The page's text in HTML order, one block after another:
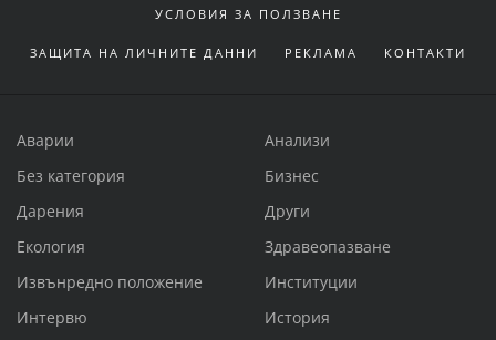
УСЛОВИЯ ЗА ПОЛЗВАНЕ
ЗАЩИТА НА ЛИЧНИТЕ ДАННИ РЕКЛАМА КОНТАКТИ
Аварии
Анализи
Без категория
Бизнес
Дарения
Други
Екология
Здравеопазване
Извънредно положение
Институции
Интервю
История